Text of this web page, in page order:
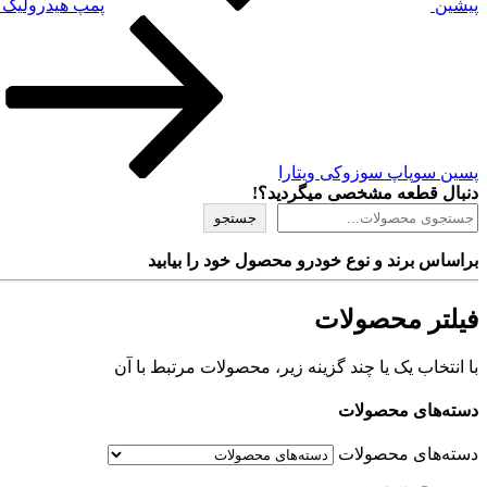
پیشین
پمپ هیدرولیک
پسین سوپاپ سوزوکی ویتارا
دنبال قطعه مشخصی میگردید؟!
جستجو
براساس برند و نوع خودرو محصول خود را بیابید
فیلتر محصولات
با انتخاب یک یا چند گزینه زیر، محصولات مرتبط با آن
دسته‌های محصولات
دسته‌های محصولات